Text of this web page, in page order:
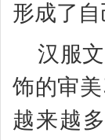
形成了自
汉服
饰的审
越来越